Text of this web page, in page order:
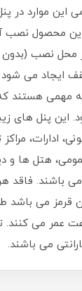
این موارد در
محصول نصب
محل نصب
ایجاد می
مهمی هستند
این پنل های
ادارات،
هتل ها و
باشند. فاقد
قرمز می باشد
30000 ساعت عمر می
می باشند.